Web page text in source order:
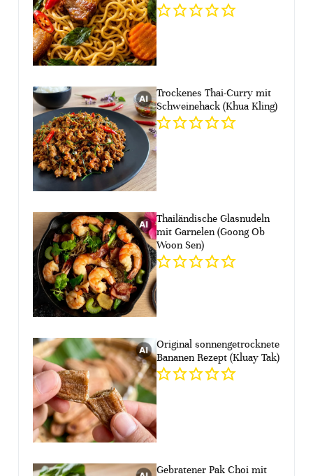
Trockenes Thai-Curry mit
Schweinehack (Khua Kling)
Thailändische Glasnudeln
mit Garnelen (Goong Ob
Woon Sen)
Original sonnengetrocknete
Bananen Rezept (Kluay Tak)
Gebratener Pak Choi mit